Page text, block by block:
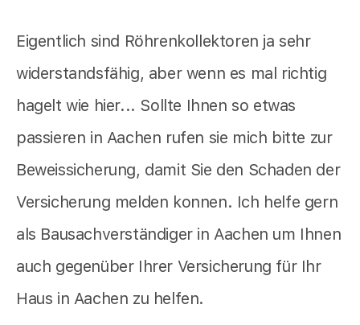
Eigentlich sind Röhrenkollektoren ja sehr
widerstandsfähig, aber wenn es mal richtig
hagelt wie hier... Sollte Ihnen so etwas
passieren in Aachen rufen sie mich bitte zur
Beweissicherung, damit Sie den Schaden der
Versicherung melden konnen. Ich helfe gern
als Bausachverständiger in Aachen um Ihnen
auch gegenüber Ihrer Versicherung für Ihr
Haus in Aachen zu helfen.